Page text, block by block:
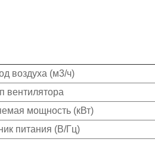
воздуха (м3/ч)
вентилятора
мощность (кВт)
питания (В/Гц)